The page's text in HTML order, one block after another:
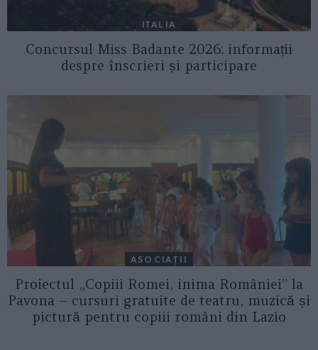
ITALIA
Concursul Miss Badante 2026: informații
despre înscrieri și participare
ASOCIAŢII
Proiectul „Copiii Romei, inima României” la
Pavona – cursuri gratuite de teatru, muzică și
pictură pentru copiii români din Lazio